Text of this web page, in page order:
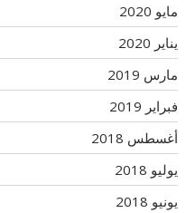
مايو 2020
يناير 2020
مارس 2019
فبراير 2019
أغسطس 2018
يوليو 2018
يونيو 2018